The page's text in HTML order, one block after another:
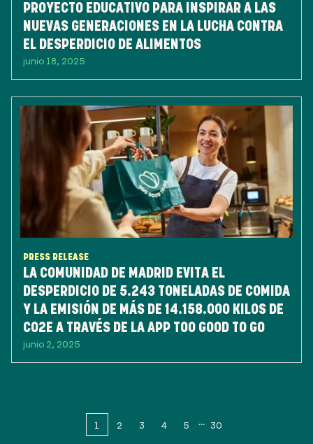
PROYECTO EDUCATIVO PARA INSPIRAR A LAS
NUEVAS GENERACIONES EN LA LUCHA CONTRA
EL DESPERDICIO DE ALIMENTOS
junio 18, 2025
PRESS RELEASE
LA COMUNIDAD DE MADRID EVITA EL
DESPERDICIO DE 5.243 TONELADAS DE COMIDA
Y LA EMISIÓN DE MÁS DE 14.158.000 KILOS DE
CO2E A TRAVÉS DE LA APP TOO GOOD TO GO
junio 2, 2025
1 2 3 4 5 30